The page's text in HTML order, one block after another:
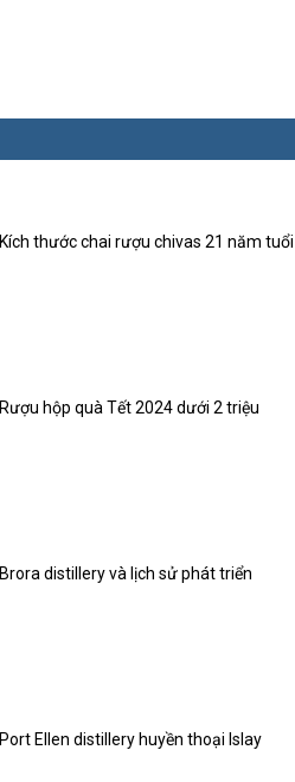
Kích thước chai rượu chivas 21 năm tuổi
Rượu hộp quà Tết 2024 dưới 2 triệu
Brora distillery và lịch sử phát triển
Port Ellen distillery huyền thoại Islay